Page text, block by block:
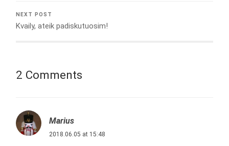
NEXT POST
Kvaily, ateik padiskutuosim!
2 Comments
Marius
2018.06.05 at 15:48